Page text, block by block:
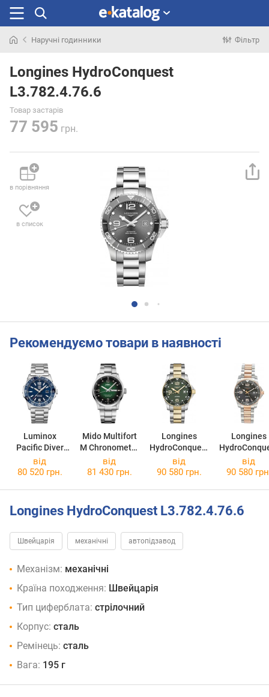
раніше
Наручні годинники Фільтр
Longines HydroConquest
L3.782.4.76.6
Товар застарів
77 595 грн.
в порівняння
в список
Рекомендуємо товари в наявності
Luminox
Pacific Diver
Automatic
XS.3104
Mido Multifort
M Chronometer
M038.431.11.0
97.00
Longines
HydroConquest
L3.781.3.06.7
Longines
від
80 520 грн.
від
81 430 грн.
від
90 580 грн.
від
90 580
Longines HydroConquest L3.782.4.76.6
Швейцарія механічні автопідзавод
Механізм: механічні
Країна походження: Швейцарія
Тип циферблата: стрілочний
Корпус: сталь
Ремінець: сталь
Вага: 195 г